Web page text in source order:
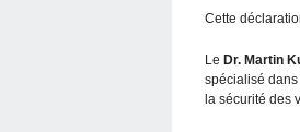
Cette
Le Dr. Martin
spécialisé
la sécurité des